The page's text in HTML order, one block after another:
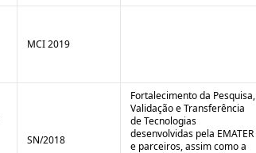
MCI 2019
SN/2018
Fortalecimento da Pesquisa,
Validação e Transferência
de Tecnologias
desenvolvidas pela EMATER
e parceiros, assim como a